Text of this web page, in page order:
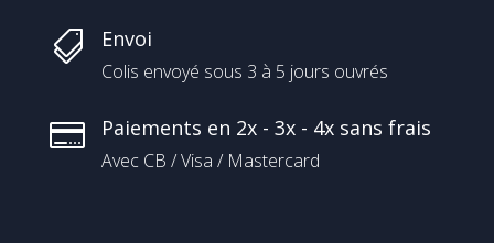
 Envoi
Colis envoyé sous 3 à 5 jours ouvrés
 Paiements en 2x - 3x - 4x sans frais
Avec CB / Visa / Mastercard